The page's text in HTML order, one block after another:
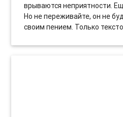
врываются неприятности.
Но не переживайте, он не
своим пением. Только